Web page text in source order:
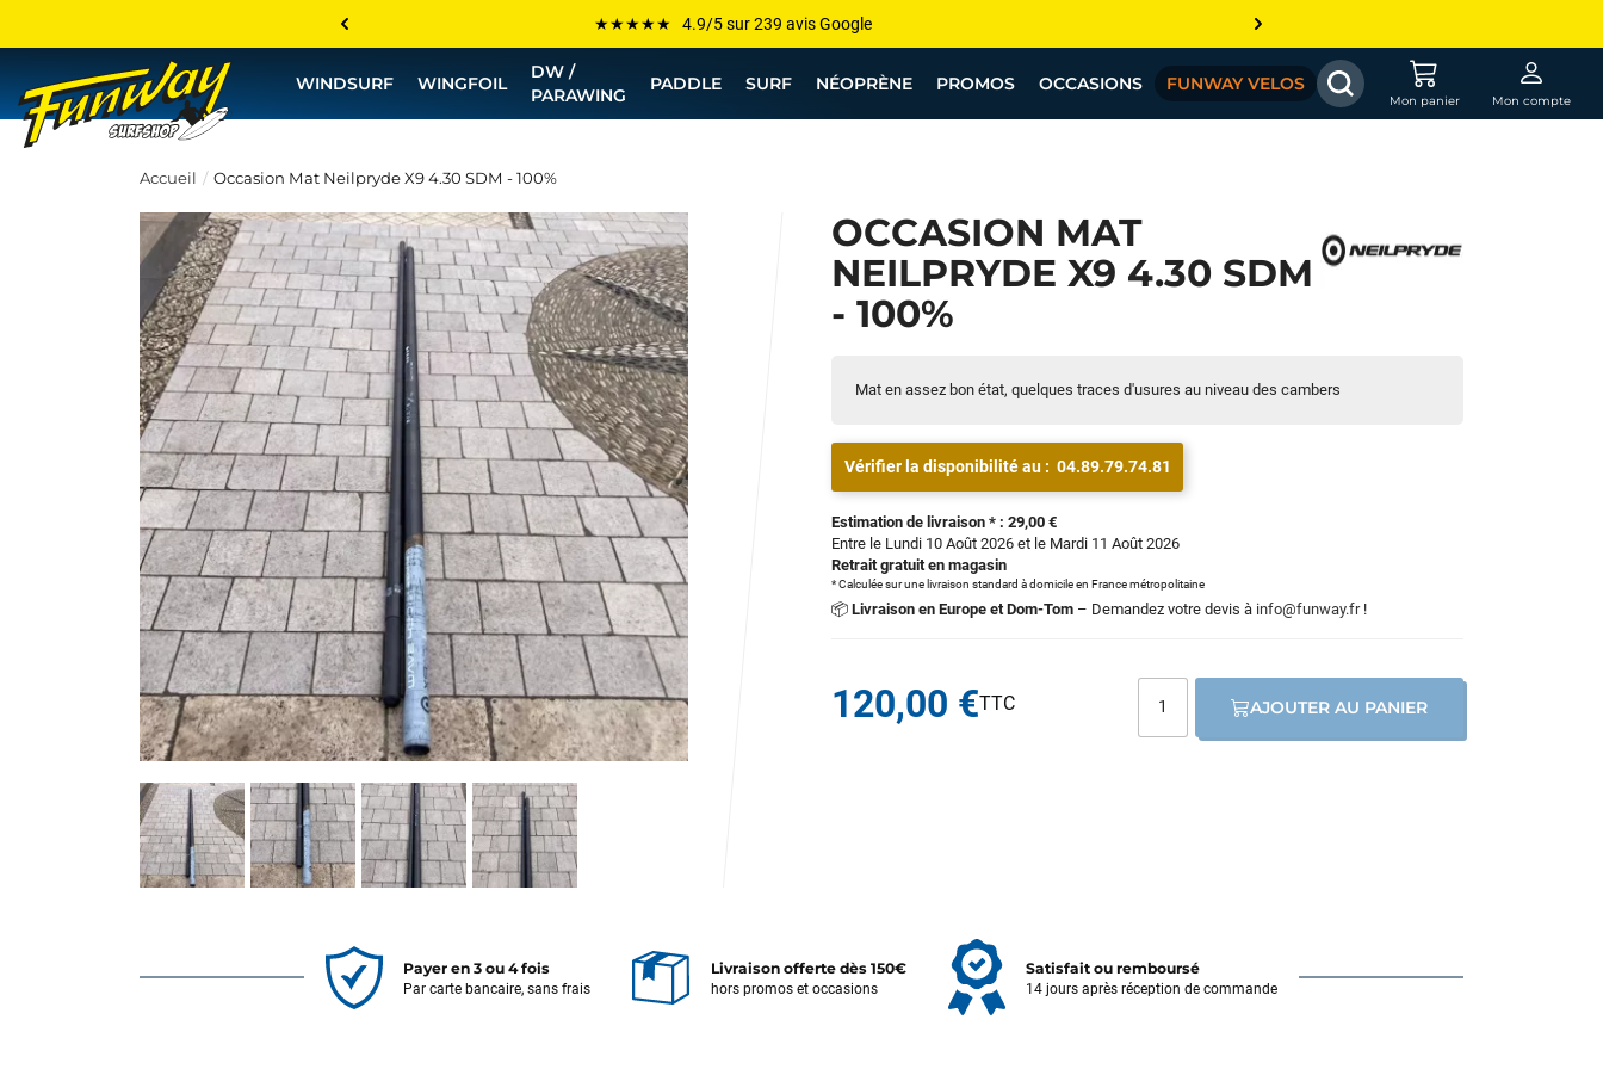
Les plus grandes marques sont chez Funway
Jusqu’à -75% de remise sur le windsurf, wingfoil, etc...
💰 Meilleur prix garanti — Moins cher ailleurs ? On s’aligne !
WINDSURF WINGFOIL
DW /
PARAWING
PADDLE SURF NÉOPRÈNE PROMOS OCCASIONS FUNWAY VELOS
Mon panier Mon compte
Accueil Occasion Mat Neilpryde X9 4.30 SDM - 100%
OCCASION MAT
NEILPRYDE X9 4.30 SDM
- 100%
Mat en assez bon état, quelques traces d'usures au niveau des cambers
Vérifier la disponibilité au : 04.89.79.74.81
Estimation de livraison * : 29,00 €
Entre le Lundi 10 Août 2026 et le Mardi 11 Août 2026
Retrait gratuit en magasin
* Calculée sur une livraison standard à domicile en France métropolitaine
📦 Livraison en Europe et Dom-Tom – Demandez votre devis à info@funway.fr!
120,00 € AJOUTER AU PANIER
Payer en 3 ou 4 fois
Par carte bancaire, sans frais
Livraison offerte dès 150€
hors promos et occasions
Satisfait ou remboursé
14 jours après réception de commande